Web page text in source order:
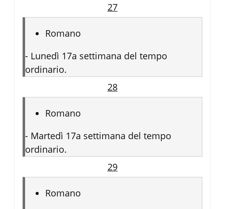
27
Romano
- Lunedì 17a settimana del tempo
ordinario.
28
Romano
- Martedì 17a settimana del tempo
ordinario.
29
Romano